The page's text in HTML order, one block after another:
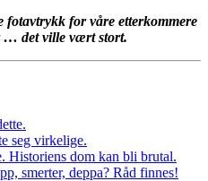
fotavtrykk for våre etterkommere
… det ville vært stort.
seg virkelige.
Historiens dom kan bli brutal.
smerter, deppa? Råd finnes!